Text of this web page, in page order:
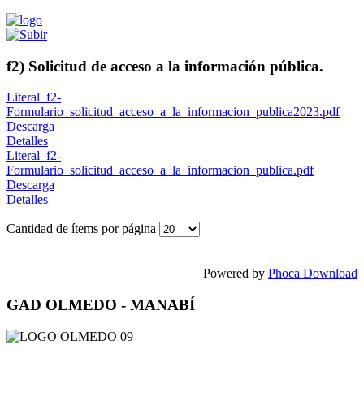
f2) Solicitud de acceso a la información pública.
Literal_f2-
Formulario_solicitud_acceso_a_la_informacion_publica2023.pdf
Descarga
Detalles
Literal_f2-
Formulario_solicitud_acceso_a_la_informacion_publica.pdf
Descarga
Detalles
Cantidad de ítems por página
Powered by Phoca Download
GAD OLMEDO - MANABÍ